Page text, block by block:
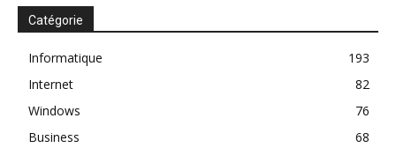
Catégorie
Informatique
193
Internet
82
Windows
76
Business
68